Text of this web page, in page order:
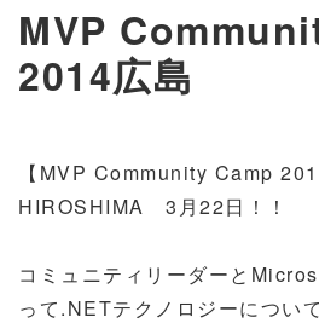
に
MVP
2014広島
【MVP Community Camp
HIROSHIMA 3月22日！！
コミュニティリーダーと
って.NETテクノロジーについ